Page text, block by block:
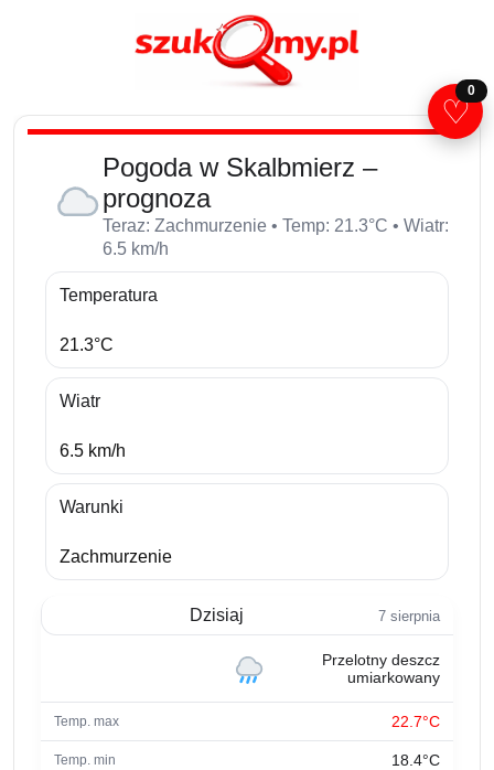
Pogoda w Skalbmierz –
prognoza
Teraz: Zachmurzenie • Temp: 21.3°C • Wiatr:
6.5 km/h
Temperatura
21.3°C
Wiatr
6.5 km/h
Warunki
Zachmurzenie
Dzisiaj 7 sierpnia
Przelotny deszcz
umiarkowany
22.7°C
18.4°C
♡
0